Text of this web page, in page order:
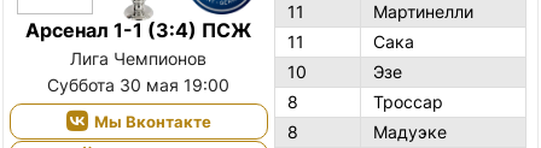
Арсенал 1-1 (3:4) ПСЖ
Лига Чемпионов
Суббота 30 мая 19:00
Мы Вконтакте
11
Мартинелли
11
Сака
10
Эзе
8
Троссар
8
Мадуэке